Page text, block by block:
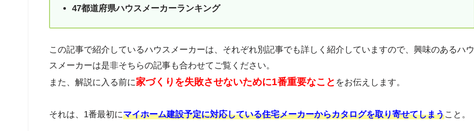
47都道府県ハウスメーカーランキング
この記事で紹介しているハウスメーカーは、それぞれ別記事でも詳しく紹介していますので、興味のあるハウ
スメーカーは是非そちらの記事も合わせてご覧ください。
また、解説に入る前に家づくりを失敗させないために1番重要なこと をお伝えします。
それは、1番最初にマイホーム建設予定に対応している住宅メーカーからカタログを取り寄せてしまうこと。